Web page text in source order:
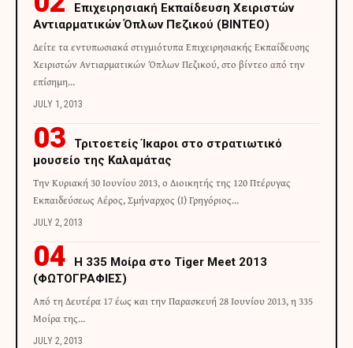
Επιχειρησιακή Εκπαίδευση Χειριστών
Αντιαρματικών Όπλων Πεζικού (ΒΙΝΤΕΟ)
Δείτε τα εντυπωσιακά στιγμιότυπα Επιχειρησιακής Εκπαίδευσης
Χειριστών Αντιαρματικών Όπλων Πεζικού, στο βίντεο από την
επίσημη…
JULY 1, 2013
Τριτοετείς Ίκαροι στο στρατιωτικό
μουσείο της Καλαμάτας
Την Κυριακή 30 Ιουνίου 2013, ο Διοικητής της 120 Πτέρυγας
Εκπαιδεύσεως Αέρος, Σμήναρχος (Ι) Γρηγόριος…
JULY 2, 2013
H 335 Μοίρα στο Tiger Meet 2013
(ΦΩΤΟΓΡΑΦΙΕΣ)
Από τη Δευτέρα 17 έως και την Παρασκευή 28 Ιουνίου 2013, η 335
Μοίρα της…
JULY 2, 2013